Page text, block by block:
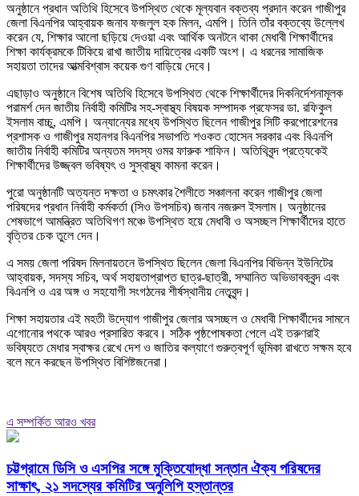
অনুষ্ঠানে প্রধান অতিথি হিসেবে উপস্থিত থেকে মূল্যবান বক্তব্য প্রদান করেন গাজীপুর
জেলা বিএনপির আহ্বায়ক জনাব ফজলুল হক মিলন, এমপি। তিনি তাঁর বক্তব্যে উল্লেখ
করেন যে, শিক্ষার আলো ছড়িয়ে দেওয়া এবং আর্থিক অনটনে থাকা মেধাবী শিক্ষার্থীদের
শিক্ষা কার্যক্রমকে টিকিয়ে রাখা জাতীয় দায়িত্বের একটি অংশ। এ ধরনের সামাজিক
সহায়তা তাদের আত্মবিশ্বাস কয়েক গুণ বাড়িয়ে দেবে।
এছাড়াও অনুষ্ঠানে বিশেষ অতিথি হিসেবে উপস্থিত থেকে শিক্ষার্থীদের দিকনির্দেশনামূলক
পরামর্শ দেন জাতীয় নির্বাহী কমিটির সহ-স্বাস্থ্য বিষয়ক সম্পাদক প্রফেসর ডা. রফিকুল
ইসলাম বাচ্চু, এমপি। অন্যান্যের মধ্যে উপস্থিত ছিলেন গাজীপুর সিটি করপোরেশনের
প্রশাসক ও গাজীপুর মহানগর বিএনপির সভাপতি শওকত হোসেন সরকার এবং বিএনপি
জাতীয় নির্বাহী কমিটির অন্যতম সদস্য ওমর ফারুক শাফিন। অতিথিবৃন্দ প্রত্যেকেই
শিক্ষার্থীদের উজ্জ্বল ভবিষ্যৎ ও সুস্বাস্থ্য কামনা করেন।
পুরো অনুষ্ঠানটি অত্যন্ত দক্ষতা ও চমৎকার শৈলীতে সঞ্চালনা করেন গাজীপুর জেলা
পরিষদের প্রধান নির্বাহী কর্মকর্তা (সিও উপসচিব) জনাব নজরুল ইসলাম। অনুষ্ঠানের
শেষভাগে আমন্ত্রিত অতিথিগণ মঞ্চে উপস্থিত হয়ে মেধাবী ও অসচ্ছল শিক্ষার্থীদের হাতে
বৃত্তির চেক তুলে দেন।
এ সময় জেলা পরিষদ মিলনায়তনে উপস্থিত ছিলেন জেলা বিএনপির বিভিন্ন ইউনিটের
আহ্বায়ক, সদস্য সচিব, অর্থ সহায়তাপ্রাপ্ত ছাত্র-ছাত্রী, সম্মানিত অভিভাবকবৃন্দ এবং
বিএনপি ও এর অঙ্গ ও সহযোগী সংগঠনের শীর্ষস্থানীয় নেতৃবৃন্দ।
শিক্ষা সহায়তার এই মহতী উদ্যোগ গাজীপুর জেলার অসচ্ছল ও মেধাবী শিক্ষার্থীদের সামনে
এগোনোর পথকে আরও প্রসারিত করবে। সঠিক পৃষ্ঠপোষকতা পেলে এই তরুণরাই
ভবিষ্যতে মেধার স্বাক্ষর রেখে দেশ ও জাতির কল্যাণে গুরুত্বপূর্ণ ভূমিকা রাখতে সক্ষম হবে
বলে মনে করছেন উপস্থিত বিশিষ্টজনেরা।
এ সম্পর্কিত আরও খবর
চট্টগ্রামে ডিসি ও এসপির সঙ্গে মুক্তিযোদ্ধা সন্তান ঐক্য পরিষদের
সাক্ষাৎ, ২১ সদস্যের কমিটির অনুলিপি হস্তান্তর